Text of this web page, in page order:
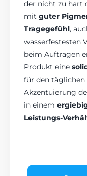
der nicht zu hart
mitguter
Tragegefühl,
wasserfestesten
beim Auftragen
Produkt eine
für den
Akzentuierung
in einem
Leistungs-